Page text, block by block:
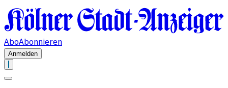
AboAbonnieren
Anmelden